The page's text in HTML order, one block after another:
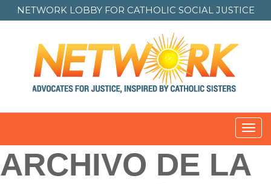
NETWORK LOBBY FOR CATHOLIC SOCIAL JUSTICE
ARCHIVO DE LA